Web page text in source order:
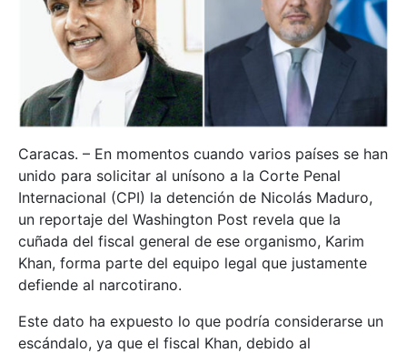
Caracas. – En momentos cuando varios países se han
unido para solicitar al unísono a la Corte Penal
Internacional (CPI) la detención de Nicolás Maduro,
un reportaje del Washington Post revela que la
cuñada del fiscal general de ese organismo, Karim
Khan, forma parte del equipo legal que justamente
defiende al narcotirano.
Este dato ha expuesto lo que podría considerarse un
escándalo, ya que el fiscal Khan, debido al